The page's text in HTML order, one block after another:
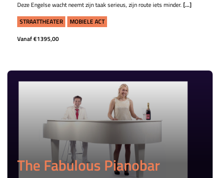
Deze Engelse wacht neemt zijn taak serieus, zijn route iets minder. [...]
STRAATTHEATER
MOBIELE ACT
Vanaf €1395,00
The Fabulous Pianobar